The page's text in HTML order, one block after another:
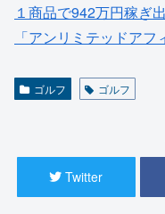
１商品で942万円稼ぎ
「アンリミテッドアフ
ゴルフ ゴルフ
Twitter